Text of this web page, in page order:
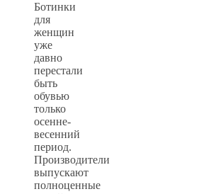
Ботинки
для
женщин
уже
давно
перестали
быть
обувью
только
осенне-
весенний
период.
Производители
выпускают
полноценные